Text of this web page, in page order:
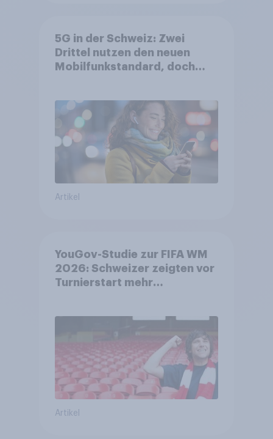
5G in der Schweiz: Zwei
Drittel nutzen den neuen
Mobilfunkstandard, doch
Artikel
YouGov-Studie zur FIFA WM
2026: Schweizer zeigten vor
Turnierstart mehr
Artikel